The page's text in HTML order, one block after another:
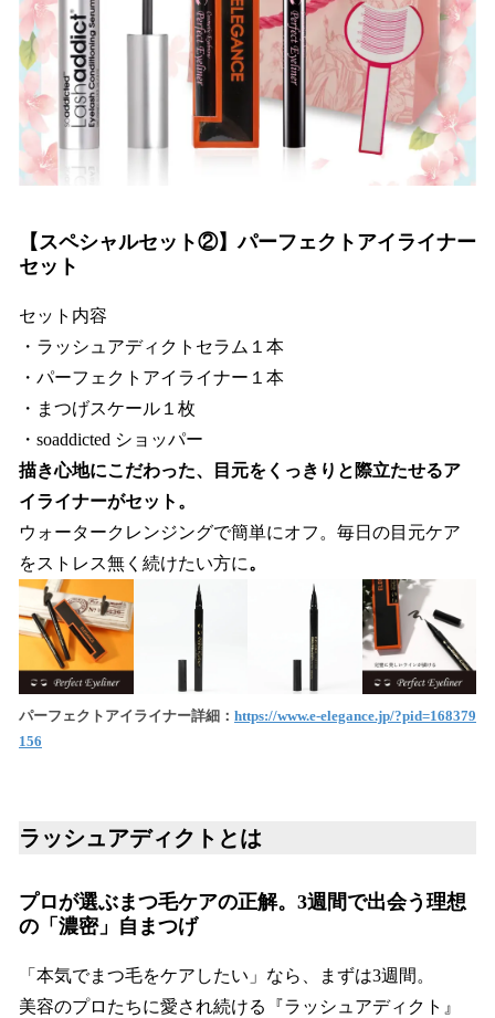
【スペシャルセット②】パーフェクトアイライナー
セット
セット内容
・ラッシュアディクトセラム１本
・パーフェクトアイライナー１本
・まつげスケール１枚
・soaddicted ショッパー
描き心地にこだわった、目元をくっきりと際立たせるア
イライナーがセット。
ウォータークレンジングで簡単にオフ。毎日の目元ケア
をストレス無く続けたい方に。
パーフェクトアイライナー詳細： https://www.e-elegance.jp/?pid=168379
156
ラッシュアディクトとは
プロが選ぶまつ毛ケアの正解。3週間で出会う理想
の「濃密」自まつげ
「本気でまつ毛をケアしたい」なら、まずは3週間。
美容のプロたちに愛され続ける『ラッシュアディクト』